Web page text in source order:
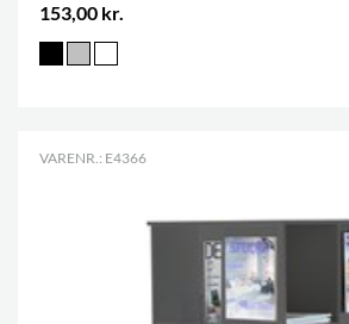
153,00 kr.
VARENR.: E4366